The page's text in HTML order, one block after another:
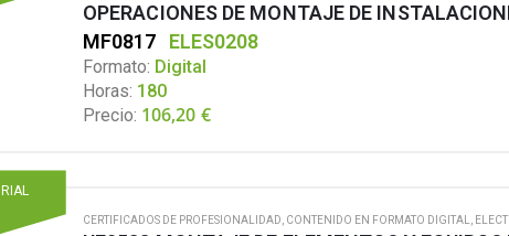
OPERACIONES DE MONTAJE DE
MF0817
ELES0208
Formato: Digital
Horas: 180
Precio: 106,20 €
CERTIFICADOS DE PROFESIONALIDAD CONTENIDO EN FORMATO DIGITAL